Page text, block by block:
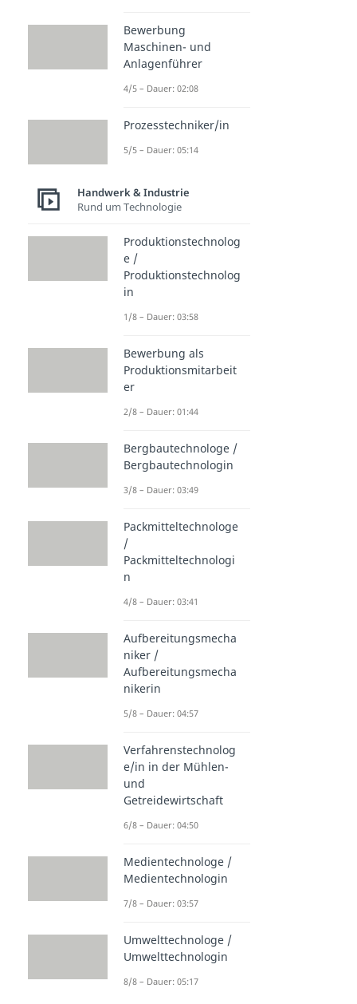
Bewerbung
Maschinen- und
Anlagenführer
4/5 – Dauer: 02:08
Prozesstechniker/in
5/5 – Dauer: 05:14
Handwerk & Industrie
Rund um Technologie
Produktionstechnolog
e /
Produktionstechnolog
in
1/8 – Dauer: 03:58
Bewerbung als
Produktionsmitarbeit
er
2/8 – Dauer: 01:44
Bergbautechnologe /
Bergbautechnologin
3/8 – Dauer: 03:49
Packmitteltechnologe
/
Packmitteltechnologi
n
4/8 – Dauer: 03:41
Aufbereitungsmecha
niker /
Aufbereitungsmecha
nikerin
5/8 – Dauer: 04:57
Verfahrenstechnolog
e/in in der Mühlen-
und
Getreidewirtschaft
6/8 – Dauer: 04:50
Medientechnologe /
Medientechnologin
7/8 – Dauer: 03:57
Umwelttechnologe /
Umwelttechnologin
8/8 – Dauer: 05:17